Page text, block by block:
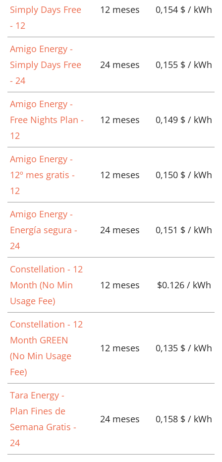
Simply Days Free
- 12
12 meses 0,154 $ / kWh
Amigo Energy -
Simply Days Free
- 24
24 meses 0,155 $ / kWh
Amigo Energy -
Free Nights Plan -
12
12 meses 0,149 $ / kWh
Amigo Energy -
12º mes gratis -
12
12 meses 0,150 $ / kWh
Amigo Energy -
Energía segura -
24
24 meses 0,151 $ / kWh
Constellation - 12
Month (No Min
Usage Fee)
12 meses $0.126 / kWh
Constellation - 12
Month GREEN
(No Min Usage
Fee)
12 meses 0,135 $ / kWh
Tara Energy -
Plan Fines de
Semana Gratis -
24
24 meses 0,158 $ / kWh